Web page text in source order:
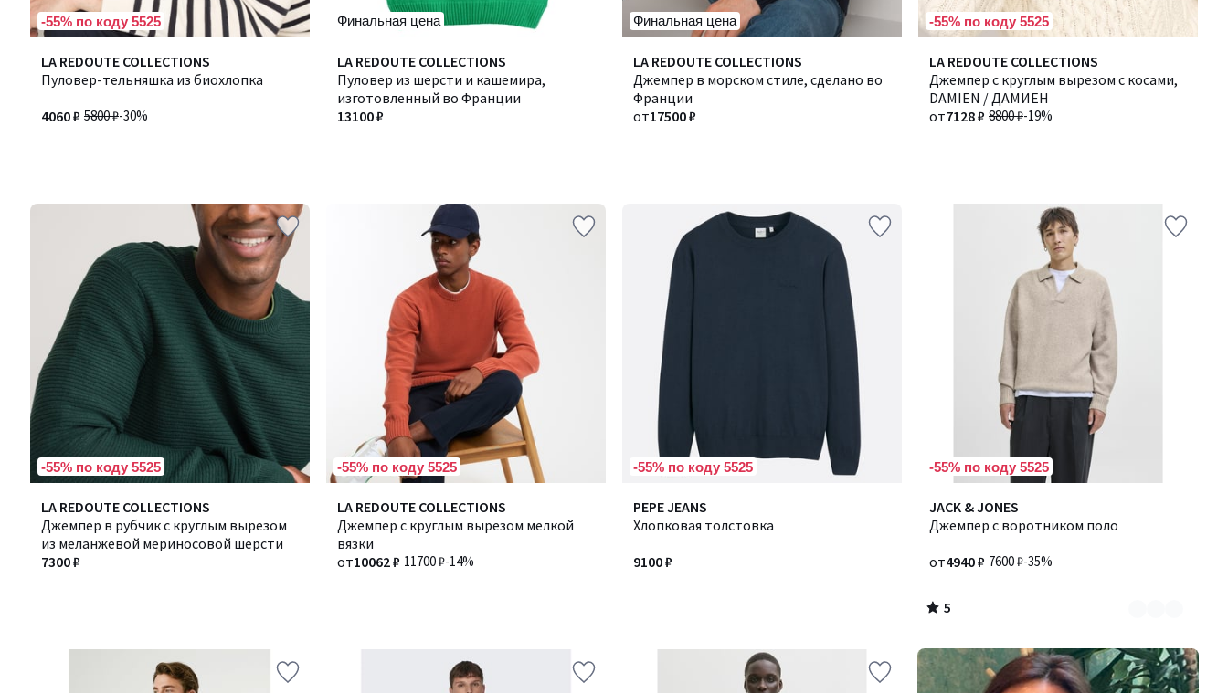
-55% по коду 5525
LA REDOUTE COLLECTIONS
Пуловер-тельняшка из биохлопка
5800 ₽-30%
4060 ₽
Финальная цена
LA REDOUTE COLLECTIONS
Пуловер из шерсти и кашемира,
изготовленный во Франции
13100 ₽
Финальная цена
LA REDOUTE COLLECTIONS
Джемпер в морском стиле, сделано во
Франции
от17500 ₽
-55% по коду 5525
LA REDOUTE COLLECTIONS
Джемпер с круглым вырезом с косами,
DAMIEN / ДАМИЕН
8800 ₽-19%
от7128 ₽
-55% по коду 5525
LA REDOUTE COLLECTIONS
Джемпер в рубчик с круглым вырезом
из меланжевой мериносовой шерсти
7300 ₽
-55% по коду 5525
LA REDOUTE COLLECTIONS
Джемпер с круглым вырезом мелкой
вязки
11700 ₽-14%
от10062 ₽
-55% по коду 5525
PEPE JEANS
Хлопковая толстовка
9100 ₽
-55% по коду 5525
JACK & JONES
Джемпер с воротником поло
7600 ₽-35%
от4940 ₽
5
/
Количество
цветов:
5
/
-